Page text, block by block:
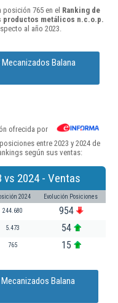
posición 765 en el Ranking de
productos metálicos n.c.o.p.
al año 2023.
Balana
ofrecida por
entre 2023 y 2024 de
según sus ventas:
2024 - Ventas
2024 Evolución Posiciones
244.680 954
5.473 54
765 15
Balana